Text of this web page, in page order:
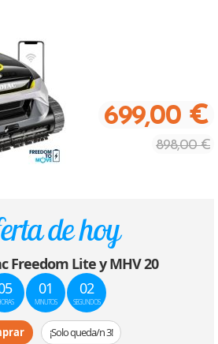
699,00 €
898,00 €
de hoy
Freedom Lite y MHV 20
01
MINUTOS
02
SEGUNDOS
¡Solo queda/n 3!